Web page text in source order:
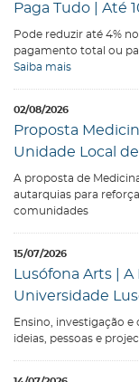
Paga Tudo | Até
Pode reduzir até 4%
pagamento total ou
Saiba mais
02/08/2026
Proposta
Unidade Local
Municipal
A proposta de
autarquias para
comunidades
15/07/2026
Lusófona Arts |
Universidade
Ensino, investigação
ideias, pessoas e